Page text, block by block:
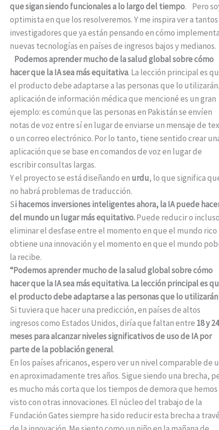
que sigan siendo funcionales a lo largo del tiempo. Pero
optimista en que los resolveremos. Y me inspira ver a tantos
investigadores que ya están pensando en cómo
nuevas tecnologías en países de ingresos bajos y medianos.
Podemos aprender mucho de la salud global sobre cómo
hacer que la IA sea más equitativa. La lección principal es
el producto debe adaptarse a las personas que lo
aplicación de información médica que mencioné es un gran
ejemplo: es común que las personas en Pakistán se envíen
notas de voz entre sí en lugar de enviarse un mensaje de
o un correo electrónico. Por lo tanto, tiene sentido crear
aplicación que se base en comandos de voz en lugar de
escribir consultas largas.
Y el proyecto se está diseñando en urdu, lo que significa
no habrá problemas de traducción.
Si hacemos inversiones inteligentes ahora, la IA puede
del mundo un lugar más equitativo.Puede reducir o
eliminar el desfase entre el momento en que el mundo rico
obtiene una innovación y el momento en que el mundo
la recibe.
“Podemos aprender mucho de la salud global sobre cómo
hacer que la IA sea más equitativa. La lección principal es
el producto debe adaptarse a las personas que lo
Si tuviera que hacer una predicción, en países de altos
ingresos como Estados Unidos, diría que faltan entre 18 y 24
meses para alcanzar niveles significativos de uso de IA por
parte de la población general.
En los países africanos, espero ver un nivel comparable de
en aproximadamente tres años. Sigue siendo una brecha,
es mucho más corta que los tiempos de demora que hemos
visto con otras innovaciones. El núcleo del trabajo de la
Fundación Gates siempre ha sido reducir esta brecha a